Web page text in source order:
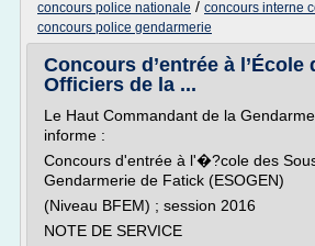
concours police nationale / concours interne
concours police gendarmerie
Concours d’entrée à l’École
Officiers de la ...
Le Haut Commandant de la
informe :
Concours d'entrée à l'�?cole des
Gendarmerie de Fatick (ESOGEN)
(Niveau BFEM) ; session 2016
NOTE DE SERVICE